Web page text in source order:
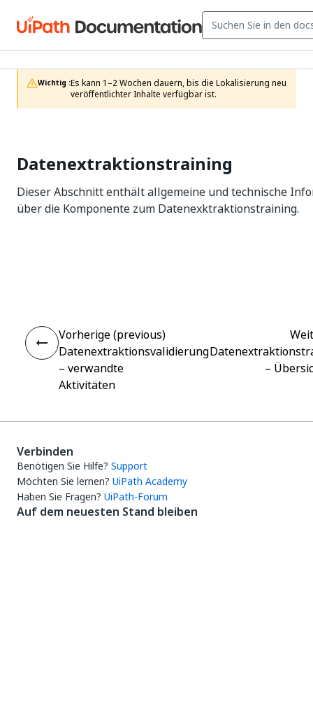
Wichtig :Es kann 1–2 Wochen dauern, bis die Lokalisierung neu
veröffentlichter Inhalte verfügbar ist.
Datenextraktionstraining
Dieser Abschnitt enthält allgemeine und technische
über die Komponente zum Datenexktraktionstraining.
Vorherige (previous)
Datenextraktionsvalidierung
– verwandte
Aktivitäten
–
Verbinden
Benötigen Sie Hilfe? Support
Möchten Sie lernen? UiPath Academy
Haben Sie Fragen? UiPath-Forum
Auf dem neuesten Stand bleiben